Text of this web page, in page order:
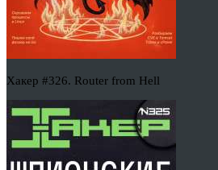
Хакер #326. Router from Hell